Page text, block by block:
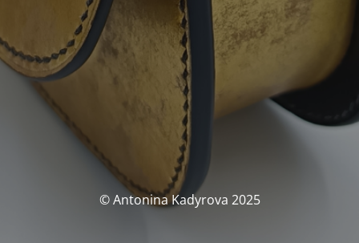
© Antonina Kadyrova 2025